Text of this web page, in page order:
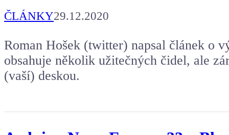
ČLÁNKY29.12.2020
Roman Hošek (twitter) napsal článek o
obsahuje několik užitečných čidel, ale
(vaší) deskou.